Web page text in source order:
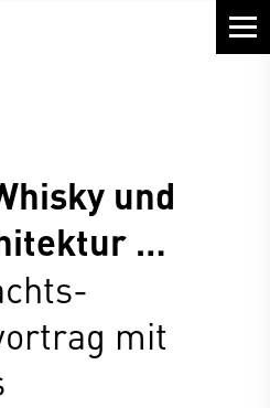
und
…
mit